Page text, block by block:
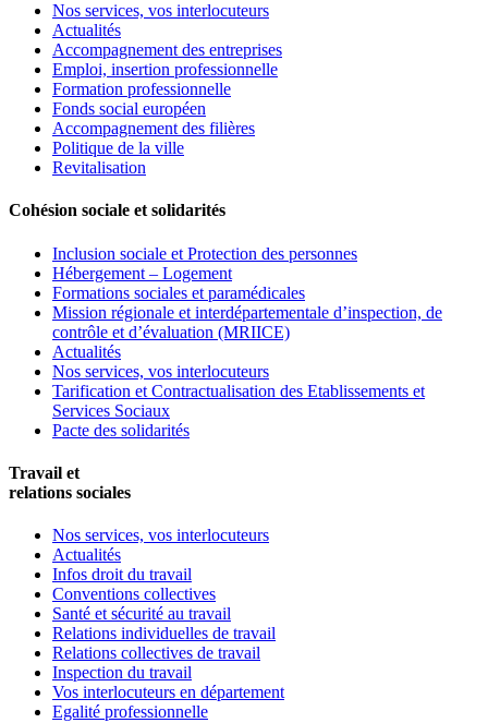
Nos services, vos interlocuteurs
Actualités
Accompagnement des entreprises
Emploi, insertion professionnelle
Formation professionnelle
Fonds social européen
Accompagnement des filières
Politique de la ville
Revitalisation
Cohésion sociale et solidarités
Inclusion sociale et Protection des personnes
Hébergement – Logement
Formations sociales et paramédicales
Mission régionale et interdépartementale d’inspection, de
contrôle et d’évaluation (MRIICE)
Actualités
Nos services, vos interlocuteurs
Tarification et Contractualisation des Etablissements et
Services Sociaux
Pacte des solidarités
Travail et
relations sociales
Nos services, vos interlocuteurs
Actualités
Infos droit du travail
Conventions collectives
Santé et sécurité au travail
Relations individuelles de travail
Relations collectives de travail
Inspection du travail
Vos interlocuteurs en département
Egalité professionnelle